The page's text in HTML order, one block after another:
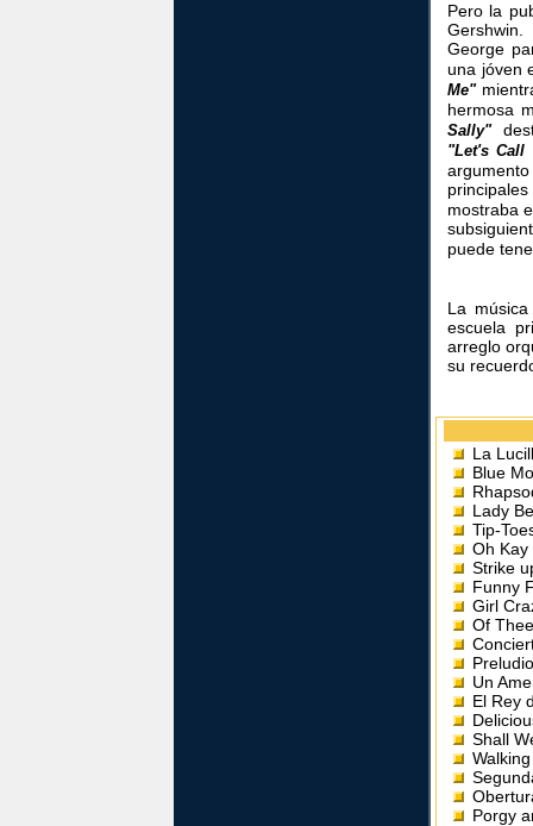
Pero la
George
una jóven
Me"
hermosa
Sally"
"Let's Call
mostraba
puede
La
escuela
arreglo
su
La
Blue
Lady
Tip-
Oh Kay
Strike
Funny
Girl
Of
Un
El Rey
Shall
Porgy